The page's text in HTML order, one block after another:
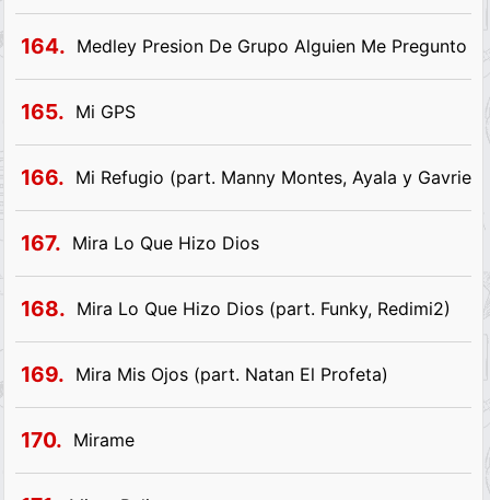
164. Medley Presion De Grupo Alguien Me Pregunto
165. Mi GPS
166. Mi Refugio (part. Manny Montes, Ayala y Gavriel)
167. Mira Lo Que Hizo Dios
168. Mira Lo Que Hizo Dios (part. Funky, Redimi2)
169. Mira Mis Ojos (part. Natan El Profeta)
170. Mirame